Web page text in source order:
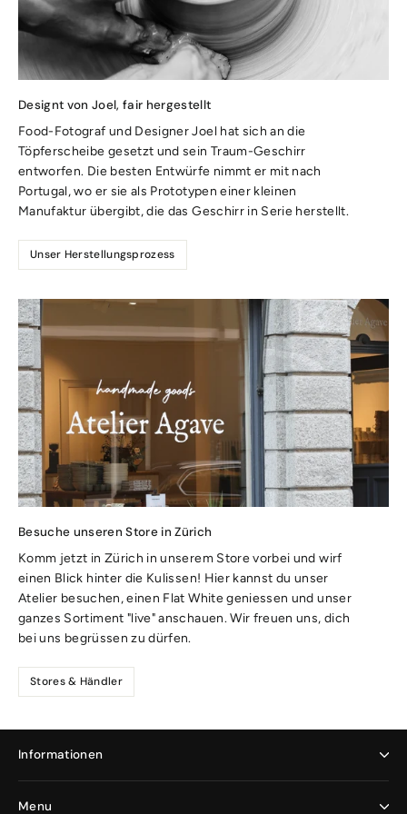
Designt von Joel, fair hergestellt
Food-Fotograf und Designer Joel hat sich an die
Töpferscheibe gesetzt und sein Traum-Geschirr
entworfen. Die besten Entwürfe nimmt er mit nach
Portugal, wo er sie als Prototypen einer kleinen
Manufaktur übergibt, die das Geschirr in Serie herstellt.
Unser Herstellungsprozess
Besuche unseren Store in Zürich
Komm jetzt in Zürich in unserem Store vorbei und wirf
einen Blick hinter die Kulissen! Hier kannst du unser
Atelier besuchen, einen Flat White geniessen und unser
ganzes Sortiment "live" anschauen. Wir freuen uns, dich
bei uns begrüssen zu dürfen.
Stores & Händler
Informationen
Menu